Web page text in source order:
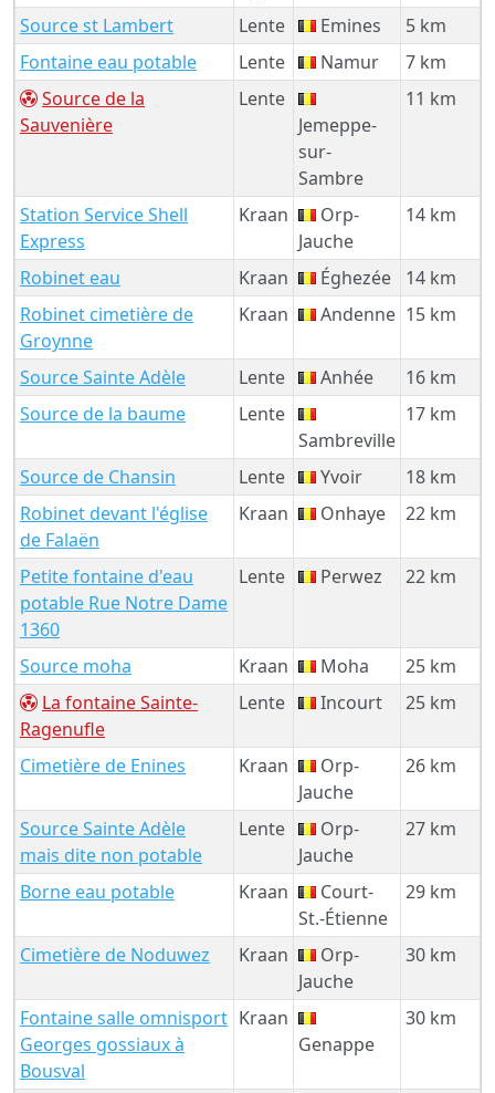
Source st Lambert
Lente Emines
5 km
Fontaine eau potable
Lente Namur
7 km
Source de la
Sauvenière
Lente
Jemeppe-
sur-
Sambre
11 km
Station Service Shell
Express
Kraan
Orp-
Jauche
14 km
Robinet eau Kraan Éghezée
14 km
Robinet cimetière de
Groynne
Kraan Andenne 15 km
Source Sainte Adèle Lente Anhée
16 km
Source de la baume
Lente
Sambreville
17 km
Source de Chansin Lente Yvoir
18 km
Robinet devant l'église
de Falaën
Kraan Onhaye 22 km
Petite fontaine d'eau
potable Rue Notre Dame
1360
Lente Perwez 22 km
Source moha Kraan Moha
25 km
La fontaine Sainte-
Ragenufle
Lente Incourt 25 km
Cimetière de Enines Kraan
Orp-
Jauche
26 km
Source Sainte Adèle
mais dite non potable
Lente
Orp-
Jauche
27 km
Borne eau potable Kraan
Court-
St.-Étienne
29 km
Cimetière de Noduwez Kraan
Orp-
Jauche
30 km
Fontaine salle omnisport
Georges gossiaux à
Bousval
Kraan
Genappe
30 km